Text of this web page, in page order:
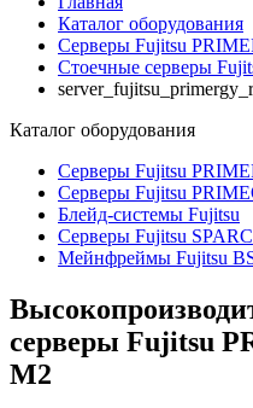
Каталог оборудования
Серверы Fujitsu
Стоечные серверы
Каталог оборудования
Серверы Fujitsu
Серверы Fujitsu
Блейд-системы Fujitsu
Серверы Fujitsu SPARC
Мейнфреймы Fujitsu
серверы Fujitsu
M2